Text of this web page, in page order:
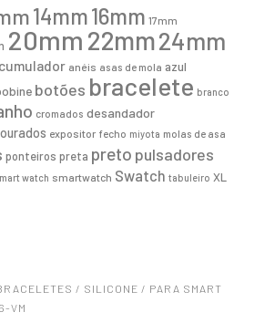
14mm16mm 17mm
20mm 22mm24mm
anéis asas de mola azul
botões bracelete branco
cromados desandador
expositor fecho miyota molas de asa
ponteiros preta preto pulsadores
watch smartwatch Swatch tabuleiro XL
/ SILICONE / PARA SMART
VM